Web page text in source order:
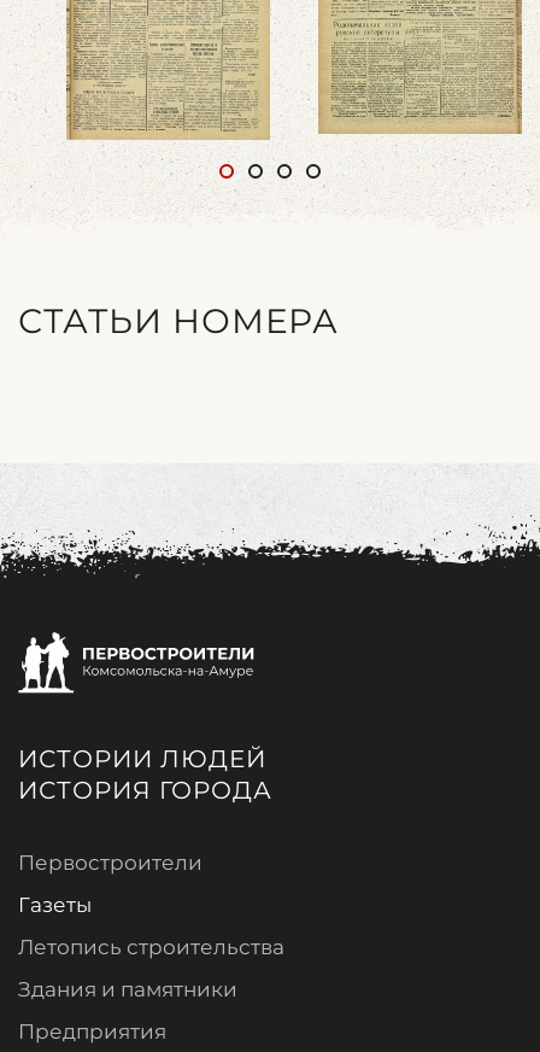
СТАТЬИ НОМЕРА
ИСТОРИИ ЛЮДЕЙ
ИСТОРИЯ ГОРОДА
Первостроители
Газеты
Летопись строительства
Здания и памятники
Предприятия